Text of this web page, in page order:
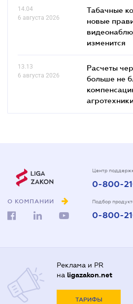
14.04
6 августа 2026
Табачные
новые
изменится
13.13
6 августа 2026
Расчеты
больше не
О КОМПАНИИ
Центр
0-800-
Подбор
0-800-
Реклама и PR
на ligazakon.net
ТАРИФЫ